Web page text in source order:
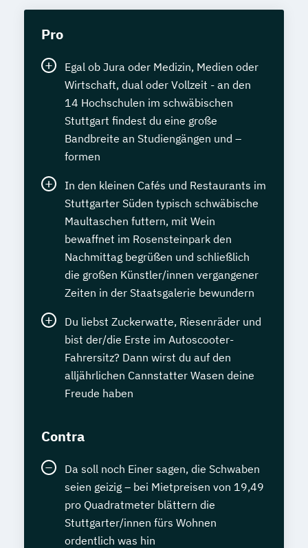
Pro
Egal ob Jura oder Medizin, Medien oder
Wirtschaft, dual oder Vollzeit - an den
14 Hochschulen im schwäbischen
Stuttgart findest du eine große
Bandbreite an Studiengängen und –
formen
In den kleinen Cafés und Restaurants im
Stuttgarter Süden typisch schwäbische
Maultaschen futtern, mit Wein
bewaffnet im Rosensteinpark den
Nachmittag begrüßen und schließlich
die großen Künstler/innen vergangener
Zeiten in der Staatsgalerie bewundern
Du liebst Zuckerwatte, Riesenräder und
bist der/die Erste im Autoscooter-
Fahrersitz? Dann wirst du auf den
alljährlichen Cannstatter Wasen deine
Freude haben
Contra
Da soll noch Einer sagen, die Schwaben
seien geizig – bei Mietpreisen von 19,49
pro Quadratmeter blättern die
Stuttgarter/innen fürs Wohnen
ordentlich was hin